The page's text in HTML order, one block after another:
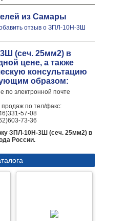
из Самары
отзыв о ЗПЛ-10Н-3Ш
(сеч. 25мм2) в
цене, а также
консультацию
образом:
по электронной почте
продаж по тел/факс:
57-08
73-36
ЗПЛ-10Н-3Ш (сеч. 25мм2) в
России.